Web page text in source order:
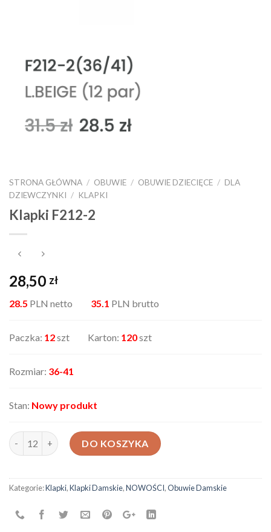
STRONA GŁÓWNA / OBUWIE / OBUWIE DZIECIĘCE / DLA
DZIEWCZYNKI / KLAPKI
Klapki F212-2
28,50 zł
28.5 PLN netto 35.1 PLN brutto
Paczka: 12szt Karton: 120szt
Rozmiar: 36-41
Stan: Nowy produkt
ilość Klapki F212-2 DO KOSZYKA
Kategorie:Klapki,Klapki Damskie,NOWOŚCI,Obuwie Damskie